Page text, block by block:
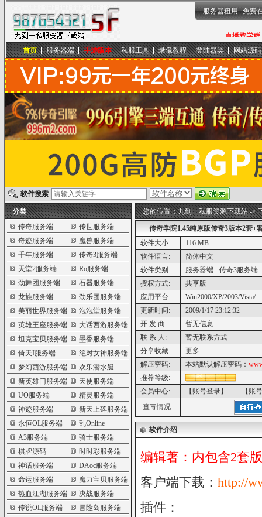
九到一私服资源下载站
服务器租用 免费
首页 服务器端 手游版本 私服工具 录像教程 登陆器类 网站源码
软件搜索
分类
传奇服务端
传世服务端
奇迹服务端
魔兽服务端
千年服务端
传奇3服务端
天堂2服务端
Ro服务端
劲舞团服务端
石器服务端
龙族服务端
劲乐团服务端
美丽世界服务端
泡泡堂服务端
英雄王座服务端
大话西游服务端
坦克宝贝服务端
墨香服务端
倚天I服务端
绝对女神服务端
梦幻西游服务端
欢乐潜水艇
新英雄门服务端
天使服务端
UO服务端
精灵服务端
神迹服务端
新天上碑服务端
永恒OL服务端
乱Online
A3服务端
骑士服务端
棋牌源码
时时彩服务端
神话服务端
DAoc服务端
命运服务端
魔力宝贝服务端
热血江湖服务端
决战服务端
传说OL服务端
冒险岛服务端
您的位置：九到一私服资源下载站->
传奇学院1.45纯原版传奇3版本2套+
软件大小:
116 MB
软件语言:
简体中文
软件类别:
服务器端 - 传奇3服务端
授权方式:
共享版
应用平台:
Win2000/XP/2003/Vista/
更新时间:
2009/1/17 23:12:32
开 发 商:
暂无信息
联 系 人:
暂无联系方式
分享收藏
更多
解压密码:
本站默认解压密码：
推荐等级:
会员中心:
【账号登录】
【账
查毒情况:
软件介绍
编辑著：内包含2套
客户端下载： http://
插件：